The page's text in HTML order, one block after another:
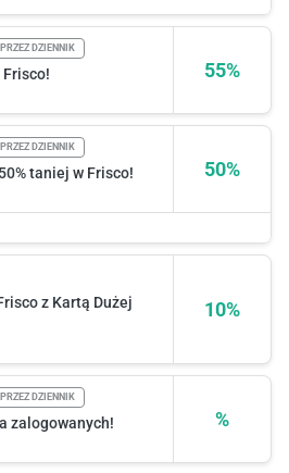
55%
DZIENNIK
Frisco!
50%
DZIENNIK
taniej w Frisco!
10%
z Kartą Dużej
%
DZIENNIK
zalogowanych!